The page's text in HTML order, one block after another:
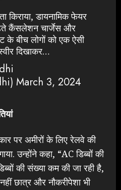
किराया, डायनामिक फेयर
कैंसलेशन चार्जेस और
के बीच लोगों को एक ऐसी
दिखाकर…
March 3, 2024
पर अमीरों के लिए रेलवे की
उन्होंने कहा, “AC डिब्बों की
की संख्या कम की जा रही है,
छात्र और नौकरीपेशा भी